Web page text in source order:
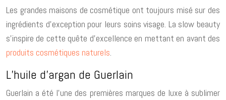
Les grandes maisons de cosmétique ont toujours misé sur des
ingrédients d’exception pour leurs soins visage. La slow beauty
s’inspire de cette quête d’excellence en mettant en avant des
produits cosmétiques naturels
L’huile d’argan de Guerlain
Guerlain a été l’une des premières marques de luxe à sublimer